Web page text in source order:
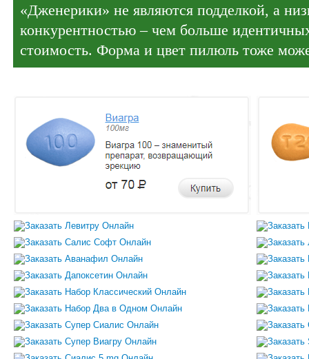
«Дженерики» не являются подделкой, а
конкурентностью – чем больше
стоимость. Форма и цвет пилюль тоже